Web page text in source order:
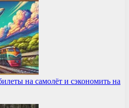
на самолёт и сэкономить на